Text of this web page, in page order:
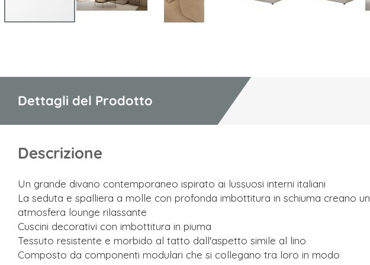
galleria
immagini
Dettagli del Prodotto
Descrizione
Un grande divano contemporaneo ispirato ai lussuosi interni italiani
La seduta e spalliera a molle con profonda imbottitura in schiuma creano un
atmosfera lounge rilassante
Cuscini decorativi con imbottitura in piuma
Tessuto resistente e morbido al tatto dall'aspetto simile al lino
Composto da componenti modulari che si collegano tra loro in modo